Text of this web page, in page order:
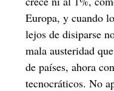
Europa, y cuando
lejos de disiparse
mala austeridad
de países, ahora
tecnocráticos. No